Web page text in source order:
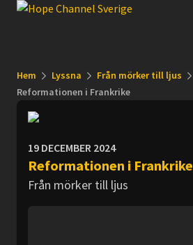
Hem Lyssna
Från mörker till ljus
Reformationen i Frankrike
19 DECEMBER 2024
Reformationen i Frankrike
Från mörker till ljus